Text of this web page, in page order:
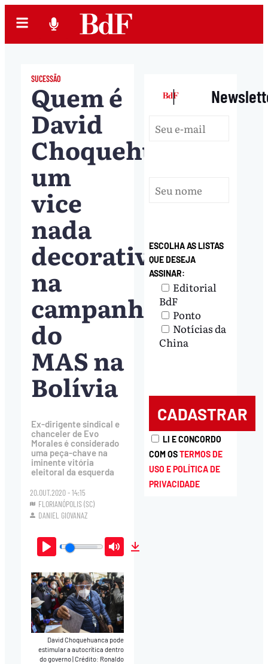
SUCESSÃO
Quem é
David
Choquehuanca,
um
vice
nada
decorativo
na
campanha
do
MAS na
Bolívia
Ex-dirigente sindical e
chanceler de Evo
Morales é considerado
uma peça-chave na
iminente vitória
eleitoral da esquerda
20.OUT.2020 - 14:15
FLORIANÓPOLIS (SC)
DANIEL GIOVANAZ
Play Mute
David Choquehuanca pode
estimular a autocrítica dentro
do governo Crédito: Ronaldo
|
ESCOLHA AS LISTAS
QUE DESEJA
ASSINAR:
Editorial
BdF
Ponto
Notícias da
China
LI E CONCORDO
COM OSTERMOS DE
USO E POLÍTICA DE
PRIVACIDADE